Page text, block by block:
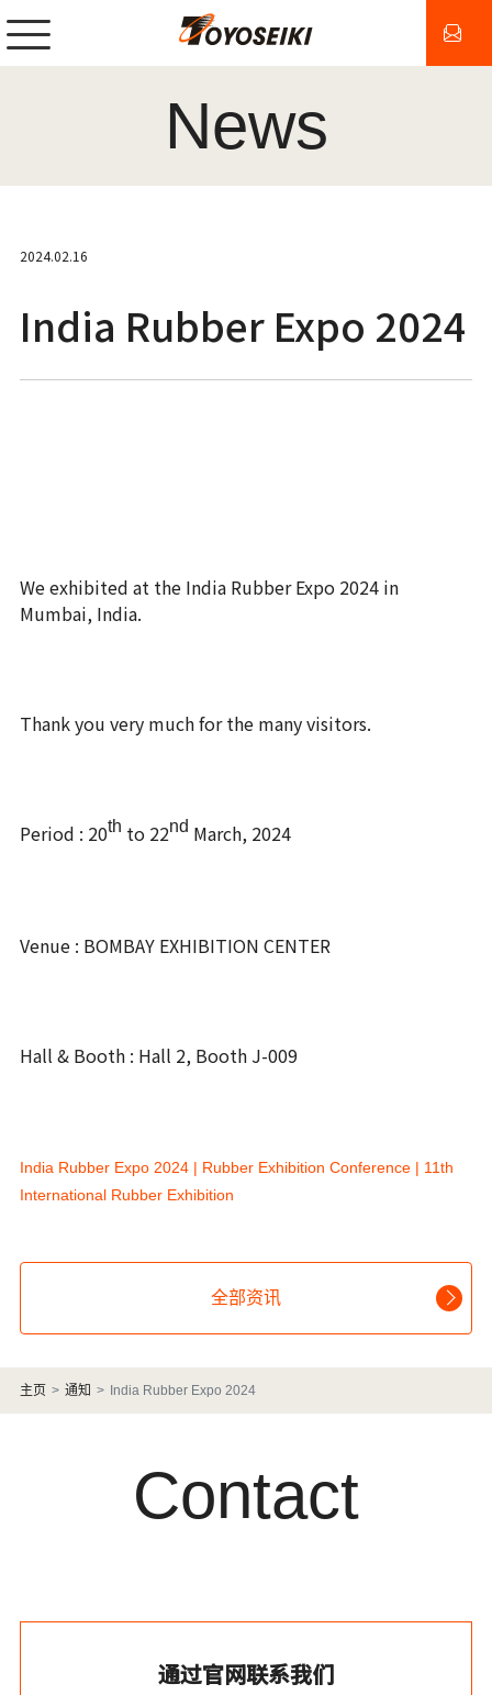
News
2024.02.16
India Rubber Expo 2024
We exhibited at the India Rubber Expo 2024 in
Mumbai, India.
Thank you very much for the many visitors.
Period : 20th to 22nd March, 2024
Venue : BOMBAY EXHIBITION CENTER
Hall & Booth : Hall 2, Booth J-009
India Rubber Expo 2024 | Rubber Exhibition Conference | 11th
International Rubber Exhibition
全部资讯
主页 通知 India Rubber Expo 2024
Contact
通过官网联系我们